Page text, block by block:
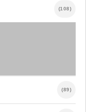
(108)
(89)